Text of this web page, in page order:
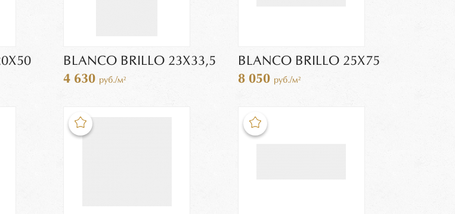
BLANCO BRILLO 23X33,5
4 630 руб./м²
BLANCO BRILLO 25X75
8 050 руб./м²